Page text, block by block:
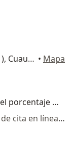
Avenida Chapultepec 350 (altos 401), Cuauhtémoc • Mapa
Dieta especializada para disminuir el porcentaje de grasa
Este especialista no ofrece reserva de cita en línea en esta dirección.